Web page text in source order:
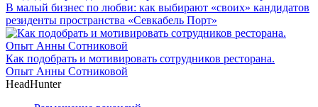
В малый бизнес по любви: как выбирают «своих» кандидатов
резиденты пространства «Севкабель Порт»
Как подобрать и мотивировать сотрудников ресторана.
Опыт Анны Сотниковой
HeadHunter